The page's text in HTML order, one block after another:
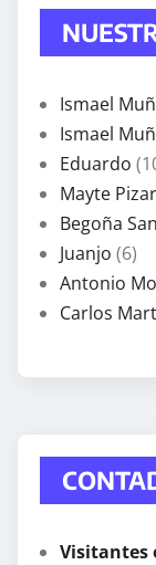
Ismael
Ismael
Eduardo
Mayte
Begoña
Juanjo (6)
Antonio
Carlos
Visitantes